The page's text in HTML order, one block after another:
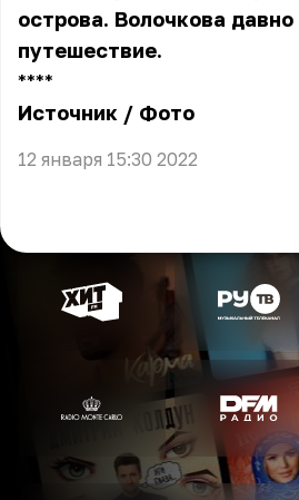
острова. Волочкова
путешествие.
** **
Источник / Фото
12 января 15:30 2022